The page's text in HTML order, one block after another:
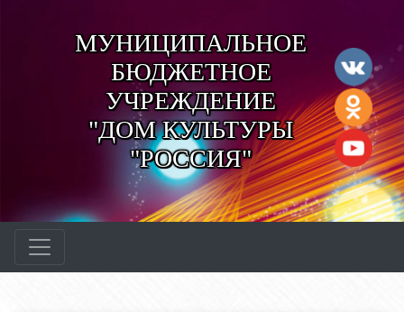
МУНИЦИПАЛЬНОЕ
БЮДЖЕТНОЕ
УЧРЕЖДЕНИЕ
"ДОМ КУЛЬТУРЫ
"РОССИЯ"